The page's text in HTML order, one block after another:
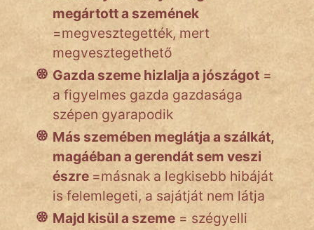
megártott a szemének
=megvesztegették, mert
megvesztegethető
Gazda szeme hizlalja a jószágot =
a figyelmes gazda gazdasága
szépen gyarapodik
Más szemében meglátja a szálkát,
magáéban a gerendát sem veszi
észre =másnak a legkisebb hibáját
is felemlegeti, a sajátját nem látja
Majd kisül a szeme = szégyelli